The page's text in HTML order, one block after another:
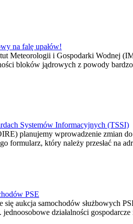
na falę upałów!
Meteorologii i Gospodarki Wodnej
bloków jądrowych z powody
Systemów Informacyjnych (TSSI)
planujemy wprowadzenie zmian
formularz, który należy przesłać na
PSE
się aukcja samochodów służbowych
działalności